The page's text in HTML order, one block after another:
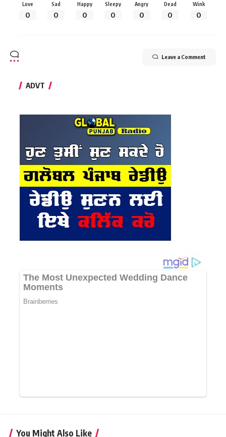
Love
0
Sad
0
Happy
0
Sleepy
0
Angry
0
Dead
0
Wink
0
Leave a Comment
ADVT
You Might Also Like